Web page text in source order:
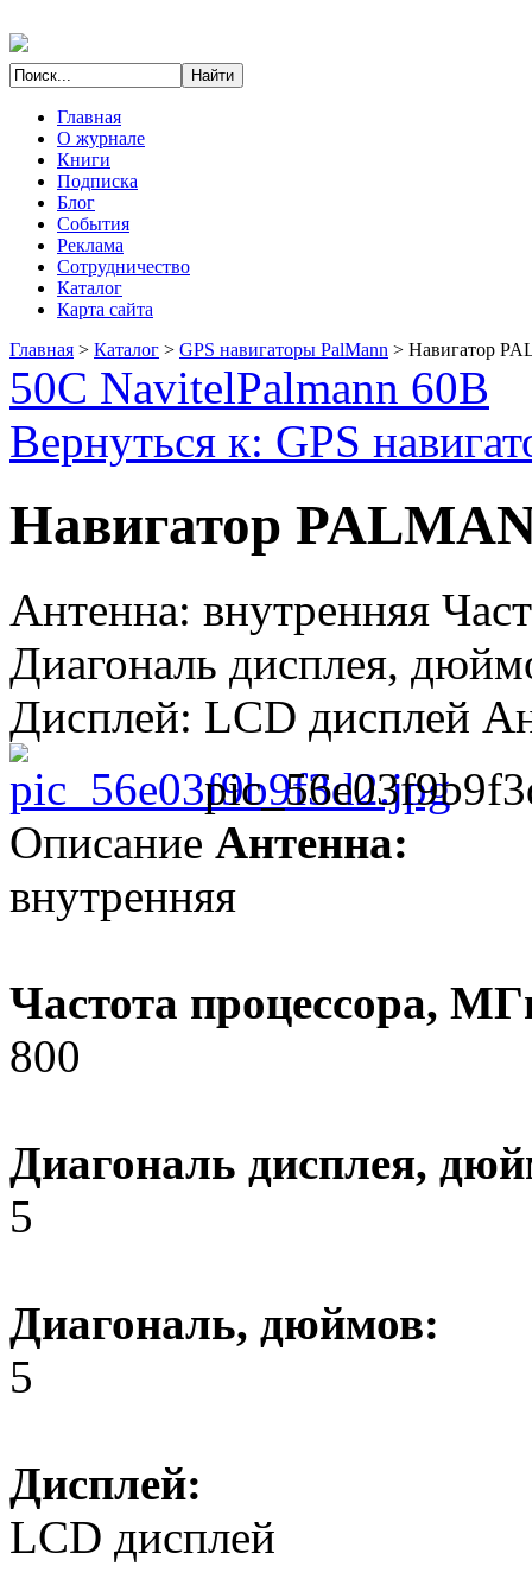
Главная
О журнале
Книги
Подписка
Блог
События
Реклама
Сотрудничество
Каталог
Карта сайта
Главная > Каталог > GPS навигаторы PalMann > Навигатор
50C NavitelPalmann 60B
Вернуться к: GPS
Навигатор
Антенна: внутренняя
Диагональ дисплея,
Дисплей: LCD дисплей
Описание Антенна:
внутренняя
Частота процессора,
800
Диагональ дисплея,
5
Диагональ, дюймов:
5
Дисплей:
LCD дисплей